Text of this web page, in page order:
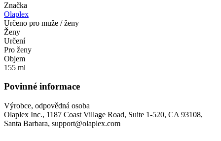
Značka
Olaplex
Určeno pro muže / ženy
Ženy
Určení
Pro ženy
Objem
155 ml
Povinné informace
Výrobce, odpovědná osoba
Olaplex Inc., 1187 Coast Village Road, Suite 1-520, CA 93108,
Santa Barbara, support@olaplex.com